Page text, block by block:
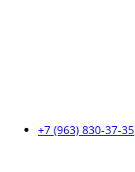
+7 (963) 830-37-35